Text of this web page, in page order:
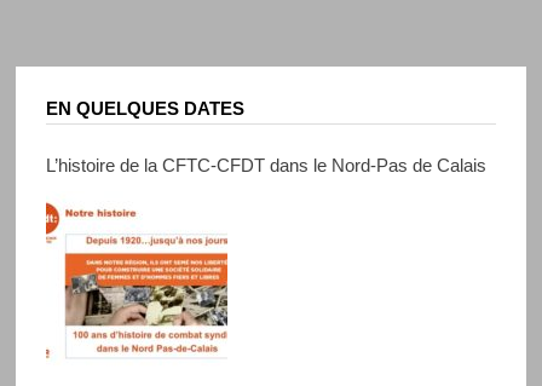
EN QUELQUES DATES
L’histoire de la CFTC-CFDT dans le Nord-Pas de Calais